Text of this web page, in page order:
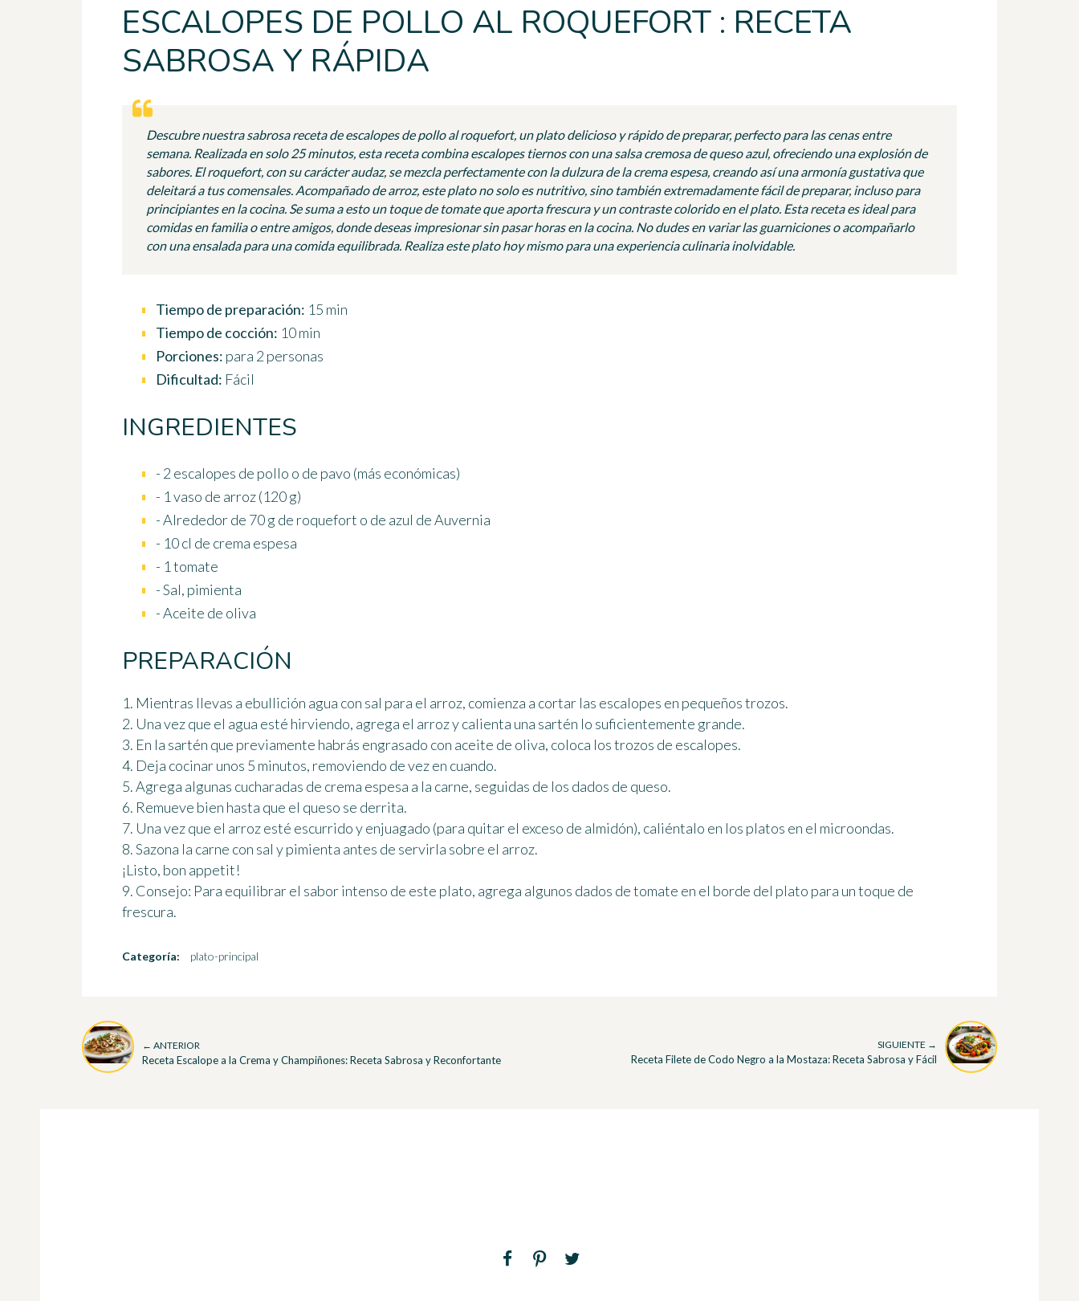
ESCALOPES DE POLLO AL ROQUEFORT : RECETA
SABROSA Y RÁPIDA
Descubre nuestra sabrosa receta de escalopes de pollo al roquefort, un plato delicioso y rápido de preparar, perfecto para las cenas entre
semana. Realizada en solo 25 minutos, esta receta combina escalopes tiernos con una salsa cremosa de queso azul, ofreciendo una explosión de
sabores. El roquefort, con su carácter audaz, se mezcla perfectamente con la dulzura de la crema espesa, creando así una armonía gustativa que
deleitará a tus comensales. Acompañado de arroz, este plato no solo es nutritivo, sino también extremadamente fácil de preparar, incluso para
principiantes en la cocina. Se suma a esto un toque de tomate que aporta frescura y un contraste colorido en el plato. Esta receta es ideal para
comidas en familia o entre amigos, donde deseas impresionar sin pasar horas en la cocina. No dudes en variar las guarniciones o acompañarlo
con una ensalada para una comida equilibrada. Realiza este plato hoy mismo para una experiencia culinaria inolvidable.
Tiempo de preparación: 15 min
Tiempo de cocción: 10 min
Porciones: para 2 personas
Dificultad: Fácil
INGREDIENTES
- 2 escalopes de pollo o de pavo (más económicas)
- 1 vaso de arroz (120 g)
- Alrededor de 70 g de roquefort o de azul de Auvernia
- 10 cl de crema espesa
- 1 tomate
- Sal, pimienta
- Aceite de oliva
PREPARACIÓN
1. Mientras llevas a ebullición agua con sal para el arroz, comienza a cortar las escalopes en pequeños trozos.
2. Una vez que el agua esté hirviendo, agrega el arroz y calienta una sartén lo suficientemente grande.
3. En la sartén que previamente habrás engrasado con aceite de oliva, coloca los trozos de escalopes.
4. Deja cocinar unos 5 minutos, removiendo de vez en cuando.
5. Agrega algunas cucharadas de crema espesa a la carne, seguidas de los dados de queso.
6. Remueve bien hasta que el queso se derrita.
7. Una vez que el arroz esté escurrido y enjuagado (para quitar el exceso de almidón), caliéntalo en los platos en el microondas.
8. Sazona la carne con sal y pimienta antes de servirla sobre el arroz.
¡Listo, bon appetit!
9. Consejo: Para equilibrar el sabor intenso de este plato, agrega algunos dados de tomate en el borde del plato para un toque de
frescura.
Categoría: plato-principal
← ANTERIOR
Receta Escalope a la Crema y Champiñones: Receta Sabrosa y Reconfortante
SIGUIENTE →
Receta Filete de Codo Negro a la Mostaza: Receta Sabrosa y Fácil